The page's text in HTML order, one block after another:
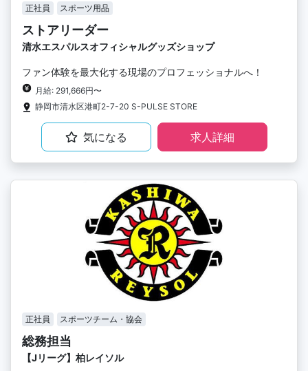
正社員 スポーツ用品
ストアリーダー
清水エスパルスオフィシャルグッズショップ
ファン体験を最大化する現場のプロフェッショナルへ！
月給: 291,666円〜
静岡市清水区港町2-7-20 S-PULSE STORE
気になる 求人詳細
正社員 スポーツチーム・協会
総務担当
【Jリーグ】柏レイソル